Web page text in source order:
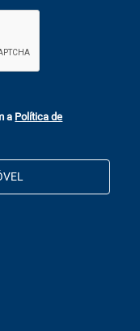
a Política de